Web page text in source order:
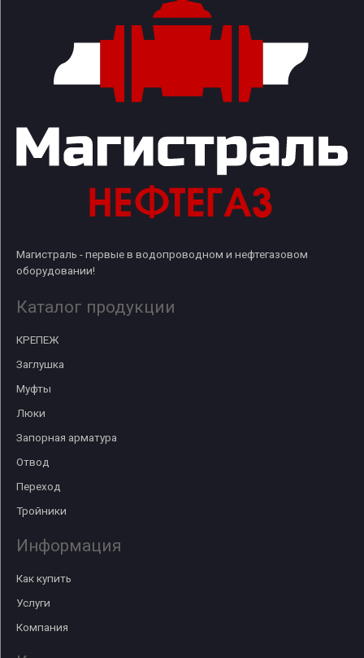
Магистраль - первые в водопроводном и нефтегазовом
оборудовании!
Каталог продукции
КРЕПЕЖ
Заглушка
Муфты
Люки
Запорная арматура
Отвод
Переход
Тройники
Информация
Как купить
Услуги
Компания